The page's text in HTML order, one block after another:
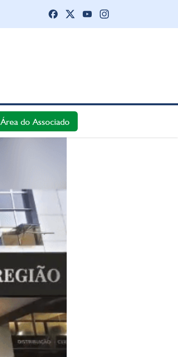
Área do Associado